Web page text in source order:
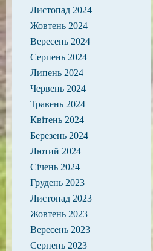
Листопад 2024
Жовтень 2024
Вересень 2024
Серпень 2024
Липень 2024
Червень 2024
Травень 2024
Квітень 2024
Березень 2024
Лютий 2024
Січень 2024
Грудень 2023
Листопад 2023
Жовтень 2023
Вересень 2023
Серпень 2023